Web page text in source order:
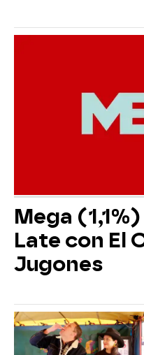
Mega
Late con El
Jugones